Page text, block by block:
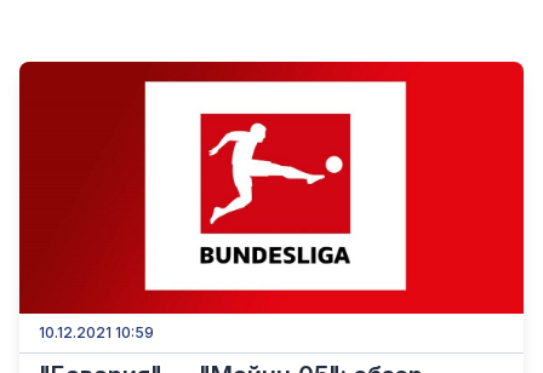
10.12.2021 10:59